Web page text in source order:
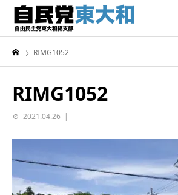
RIMG1052
RIMG1052
2021.04.26